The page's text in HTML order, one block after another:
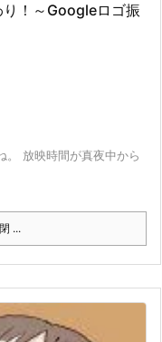
！～Googleロゴ振
。 放映時間が真夜中から
...